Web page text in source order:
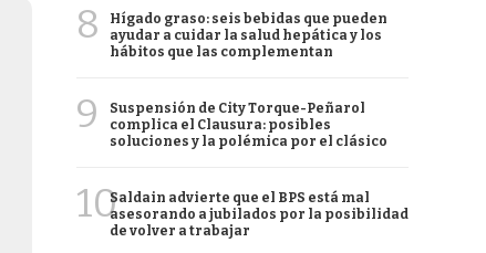
8
Hígado graso: seis bebidas que pueden
ayudar a cuidar la salud hepática y los
hábitos que las complementan
9
Suspensión de City Torque-Peñarol
complica el Clausura: posibles
soluciones y la polémica por el clásico
10Saldain advierte que el BPS está mal
asesorando a jubilados por la posibilidad
de volver a trabajar